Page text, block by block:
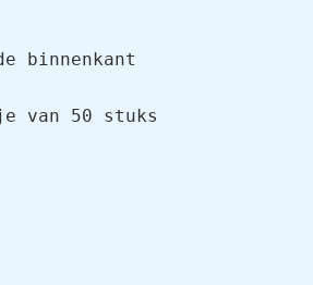
binnenkant
van 50 stuks